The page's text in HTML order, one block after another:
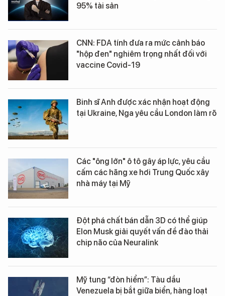
95% tài sản
CNN: FDA tính đưa ra mức cảnh báo
"hộp đen" nghiêm trọng nhất đối với
vaccine Covid-19
Binh sĩ Anh được xác nhận hoạt động
tại Ukraine, Nga yêu cầu London làm rõ
Các "ông lớn" ô tô gây áp lực, yêu cầu
cấm các hãng xe hơi Trung Quốc xây
nhà máy tại Mỹ
Đột phá chất bán dẫn 3D có thể giúp
Elon Musk giải quyết vấn đề đào thải
chip não của Neuralink
Mỹ tung “đòn hiểm”: Tàu dầu
Venezuela bị bắt giữa biển, hàng loạt